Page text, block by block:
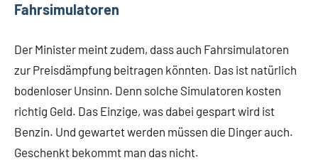
Fahrsimulatoren
Der Minister meint zudem, dass auch Fahrsimulatoren
zur Preisdämpfung beitragen könnten. Das ist natürlich
bodenloser Unsinn. Denn solche Simulatoren kosten
richtig Geld. Das Einzige, was dabei gespart wird ist
Benzin. Und gewartet werden müssen die Dinger auch.
Geschenkt bekommt man das nicht.